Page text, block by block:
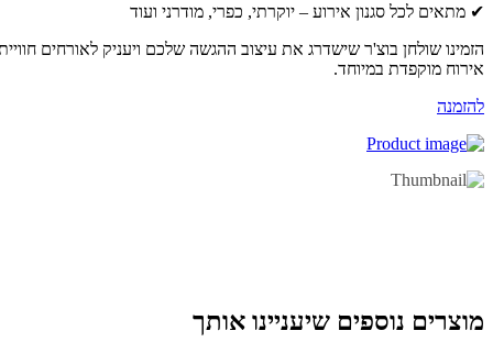
לכל סגנון אירוע – יוקרתי, כפרי, מודרני ועוד
שולחן בוצ'ר שישדרג את עיצוב ההגשה שלכם ויעניק לאורחים חוויית
מוקפדת במיוחד.
נוספים שיעניינו אותך